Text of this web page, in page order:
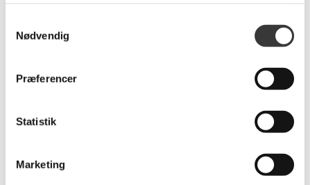
Nødvendig
Præferencer
Statistik
Marketing
11.192,00 DKK